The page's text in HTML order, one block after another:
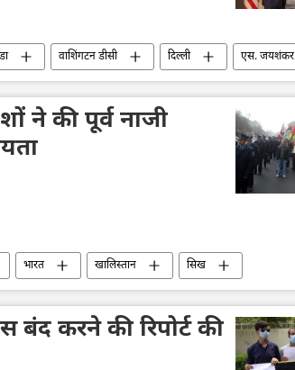
वाशिंगटन डीसी दिल्ली
एस. जयशंकर
आंदोलन भारत का विदेश मंत्रालय (MEA)
विवाद
ने की पूर्व नाजी
भारत खालिस्तान
सिख
द्वितीय विश्व युद्ध विमान दुर्घटना
आतंकवाद
बंद करने की रिपोर्ट की